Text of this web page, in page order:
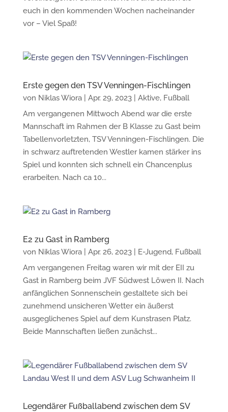
euch in den kommenden Wochen nacheinander
vor – Viel Spaß!
Erste gegen den TSV Venningen-Fischlingen
von Niklas Wiora| Apr. 29, 2023| Aktive, Fußball
Am vergangenen Mittwoch Abend war die erste
Mannschaft im Rahmen der B Klasse zu Gast beim
Tabellenvorletzten, TSV Venningen-Fischlingen. Die
in schwarz auftretenden Westler kamen stärker ins
Spiel und konnten sich schnell ein Chancenplus
erarbeiten. Nach ca 10...
E2 zu Gast in Ramberg
von Niklas Wiora| Apr. 26, 2023| E-Jugend, Fußball
Am vergangenen Freitag waren wir mit der EII zu
Gast in Ramberg beim JVF Südwest Löwen II. Nach
anfänglichen Sonnenschein gestaltete sich bei
zunehmend unsicheren Wetter ein äußerst
ausgeglichenes Spiel auf dem Kunstrasen Platz.
Beide Mannschaften ließen zunächst...
Legendärer Fußballabend zwischen dem SV